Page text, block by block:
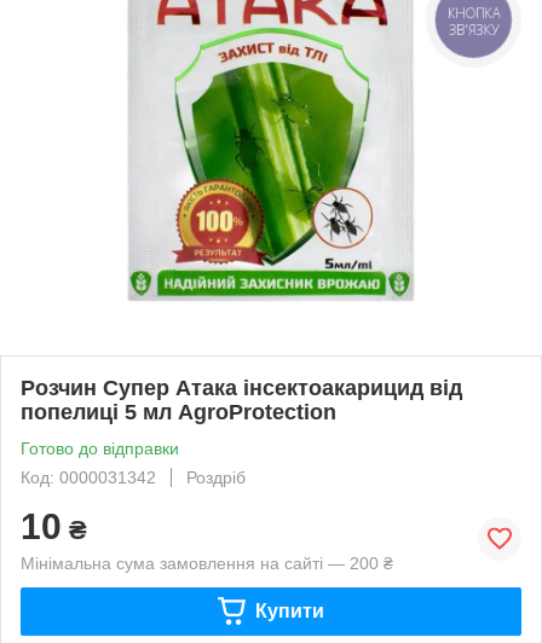
Розчин Супер Атака інсектоакарицид від
попелиці 5 мл AgroProtection
Готово до відправки
Код: 0000031342
Роздріб
10 ₴
Мінімальна сума замовлення на сайті — 200 ₴
Купити
КНОПКА
ЗВ'ЯЗКУ